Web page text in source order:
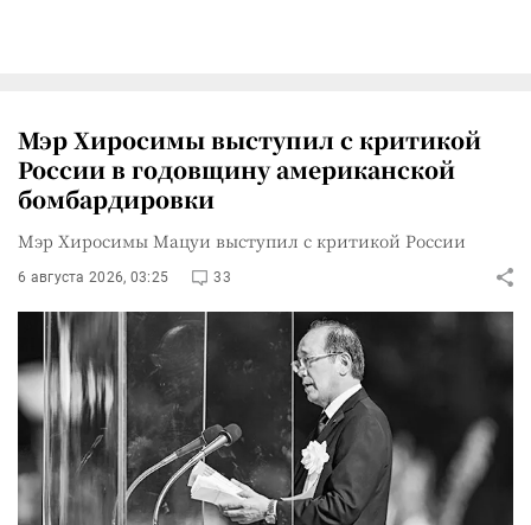
Мэр Хиросимы выступил с критикой
России в годовщину американской
бомбардировки
Мэр Хиросимы Мацуи выступил с критикой России
6 августа 2026, 03:25 33